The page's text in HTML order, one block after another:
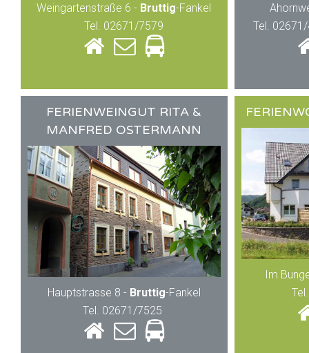
Weingartenstraße 6 - Bruttig-Fankel
Tel. 02671/7579
Tel.
FERIENWEINGUT RITA &
MANFRED OSTERMANN
Hauptstrasse 8 - Bruttig-Fankel
Tel. 02671/7525
Im